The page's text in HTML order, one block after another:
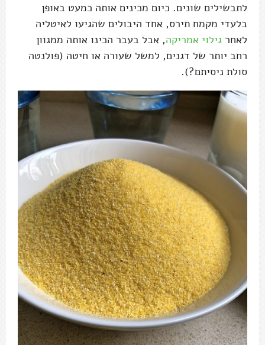
לתבשילים שונים. כיום מכינים אותה כמעט באופן
בלעדי מקמח תירס, אחד היבולים שהגיעו לאיטליה
לאחר גילוי אמריקה, אבל בעבר הכינו אותה ממגוון
רחב יותר של דגנים, למשל שעורה או חיטה (פולנטה
סולת ניסיתם?).